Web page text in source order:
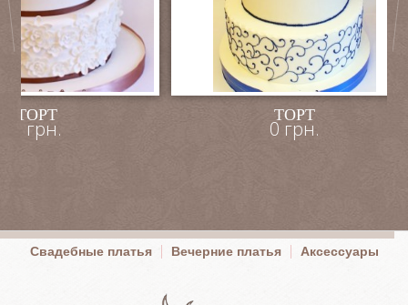
СВАДЕБНЫЕ
Свадебные платья Вечерние платья Аксессуары